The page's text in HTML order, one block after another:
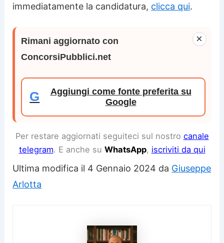
immediatamente la candidatura, clicca qui.
×
Rimani aggiornato con
ConcorsiPubblici.net
G
Aggiungi come fonte preferita su
Google
Per restare aggiornati seguiteci sul nostro canale
telegram. E anche su WhatsApp, iscriviti da qui
Ultima modifica il 4 Gennaio 2024 da Giuseppe
Arlotta